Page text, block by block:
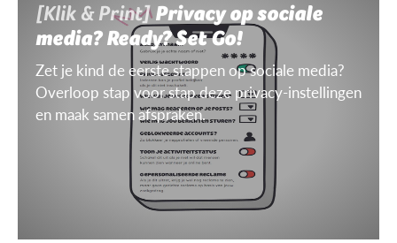
[Klik & Print]Privacy op sociale
media? Ready? Set Go!
Zet je kind de eerste stappen op sociale media?
Overloop stap voor stap deze privacy-instellingen
en maak samen afspraken.